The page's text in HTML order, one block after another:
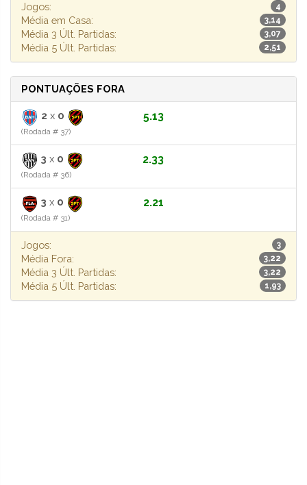
Jogos: 4
Média em Casa: 3,14
Média 3 Últ. Partidas: 3,07
Média 5 Últ. Partidas: 2,51
PONTUAÇÕES FORA
2 x 0
(Rodada # 37)
5.13
3 x 0
(Rodada # 36)
2.33
3 x 0
(Rodada # 31)
2.21
Jogos: 3
Média Fora: 3,22
Média 3 Últ. Partidas: 3,22
Média 5 Últ. Partidas: 1,93